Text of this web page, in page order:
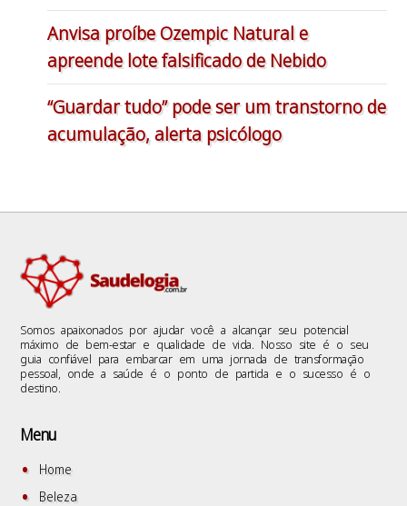
Anvisa proíbe Ozempic Natural e
apreende lote falsificado de Nebido
“Guardar tudo” pode ser um transtorno de
acumulação, alerta psicólogo
Somos apaixonados por ajudar você a alcançar seu potencial
máximo de bem-estar e qualidade de vida. Nosso site é o seu
guia confiável para embarcar em uma jornada de transformação
pessoal, onde a saúde é o ponto de partida e o sucesso é o
destino.
Menu
Home
Beleza